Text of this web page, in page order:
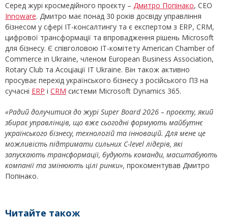
Серед журі кросмедійного проєкту – Дмитро Попінако, СЕО
Innoware. Дмитро має понад 30 років досвіду управління
бізнесом у сфері IT-консалтингу та є експертом з ERP, CRM,
цифрової трансформації та впровадження рішень Microsoft
для бізнесу. Є співголовою IT-комітету American Chamber of
Commerce in Ukraine, членом European Business Association,
Rotary Club та Асоціації IT Ukraine. Він також активно
просуває перехід українського бізнесу з російського ПЗ на
сучасні ERP і CRM системи Microsoft Dynamics 365.
«Радий долучитися до журі Super Board 2026 – проєкту, який
збирає управлінців, що вже сьогодні формують майбутнє
українського бізнесу, технологій та інновацій. Для мене це
можливість підтримати сильних C-level лідерів, які
запускають трансформації, будують команди, масштабують
компанії та змінюють цілі ринки», прокоментував Дмитро
Попінако.
Читайте також